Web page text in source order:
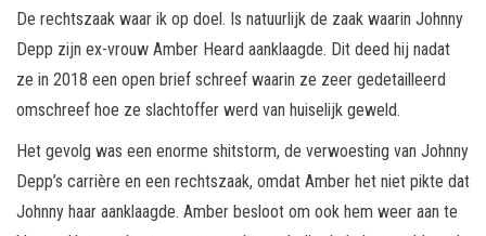
De rechtszaak waar ik op doel. Is natuurlijk de zaak waarin Johnny
Depp zijn ex-vrouw Amber Heard aanklaagde. Dit deed hij nadat
ze in 2018 een open brief schreef waarin ze zeer gedetailleerd
omschreef hoe ze slachtoffer werd van huiselijk geweld.
Het gevolg was een enorme shitstorm, de verwoesting van Johnny
Depp’s carrière en een rechtszaak, omdat Amber het niet pikte dat
Johnny haar aanklaagde. Amber besloot om ook hem weer aan te